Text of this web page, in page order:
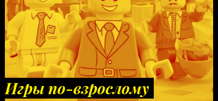
Игры по-взрослому